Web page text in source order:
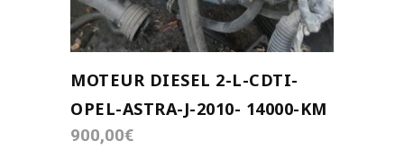
MOTEUR DIESEL 2-L-CDTI-
OPEL-ASTRA-J-2010- 14000-KM
900,00€